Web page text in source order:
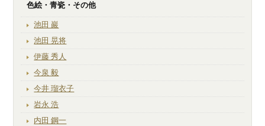
色絵・青瓷・その他
池田 巖
池田 晃将
伊藤 秀人
今泉 毅
今井 瑠衣子
岩永 浩
内田 鋼一